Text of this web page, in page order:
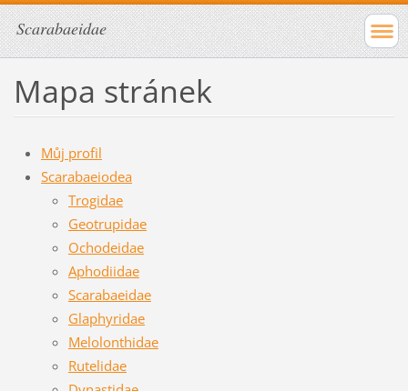
Scarabaeidae
Mapa stránek
Můj profil
Scarabaeiodea
Trogidae
Geotrupidae
Ochodeidae
Aphodiidae
Scarabaeidae
Glaphyridae
Melolonthidae
Rutelidae